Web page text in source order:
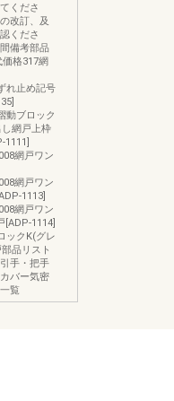
くださ
改訂、及
くださ
備考部品
格317網
れ止め記号
動ブロック
網戸上枠
1111]
網戸ワン
網戸ワン
1113]
網戸ワン
[ADP-1114]
ックK(グレ
品リスト
手・把手
バー気密
覧